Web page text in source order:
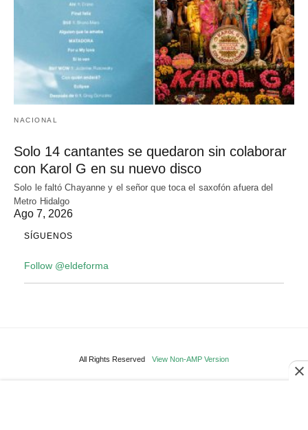
NACIONAL
Solo 14 cantantes se quedaron sin colaborar
con Karol G en su nuevo disco
Solo le faltó Chayanne y el señor que toca el saxofón afuera del
Metro Hidalgo
Ago 7, 2026
SÍGUENOS
Follow @eldeforma
All Rights Reserved View Non-AMP Version